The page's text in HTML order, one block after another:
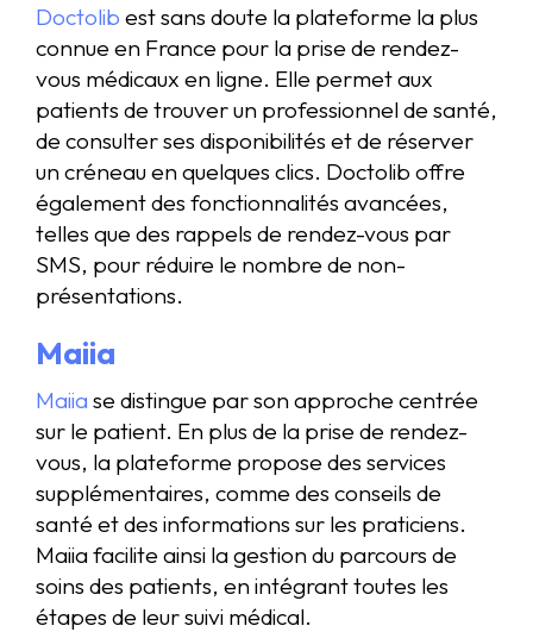
Doctolib est sans doute la plateforme la plus
connue en France pour la prise de rendez-
vous médicaux en ligne. Elle permet aux
patients de trouver un professionnel de santé,
de consulter ses disponibilités et de réserver
un créneau en quelques clics. Doctolib offre
également des fonctionnalités avancées,
telles que des rappels de rendez-vous par
SMS, pour réduire le nombre de non-
présentations.
Maiia
Maiia se distingue par son approche centrée
sur le patient. En plus de la prise de rendez-
vous, la plateforme propose des services
supplémentaires, comme des conseils de
santé et des informations sur les praticiens.
Maiia facilite ainsi la gestion du parcours de
soins des patients, en intégrant toutes les
étapes de leur suivi médical.